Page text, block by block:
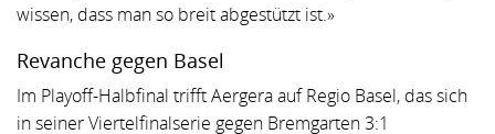
wissen, dass man so breit abgestützt ist.»
Revanche gegen Basel
Im Playoff-Halbfinal trifft Aergera auf Regio Basel, das sich
in seiner Viertelfinalserie gegen Bremgarten 3:1